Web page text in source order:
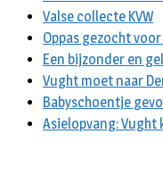
Valse collecte KVW
Oppas gezocht
Een bijzonder en
Vught moet naar
Babyschoentje
Asielopvang: